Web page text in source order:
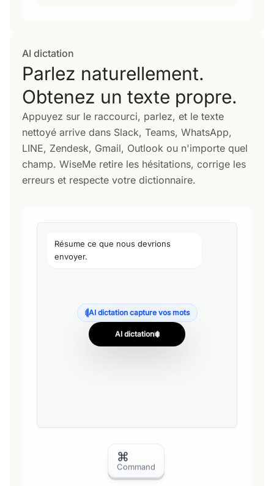
Résume ce que nous devrions
envoyer.
AI dictation capture vos mots
AI dictation
⌘
Command
AI dictation
Parlez naturellement.
Obtenez un texte propre.
Appuyez sur le raccourci, parlez, et le texte
nettoyé arrive dans Slack, Teams, WhatsApp,
LINE, Zendesk, Gmail, Outlook ou n'importe quel
champ. WiseMe retire les hésitations, corrige les
erreurs et respecte votre dictionnaire.